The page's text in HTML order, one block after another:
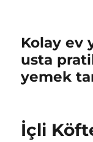
Kolay ev
usta
yemek
İçli